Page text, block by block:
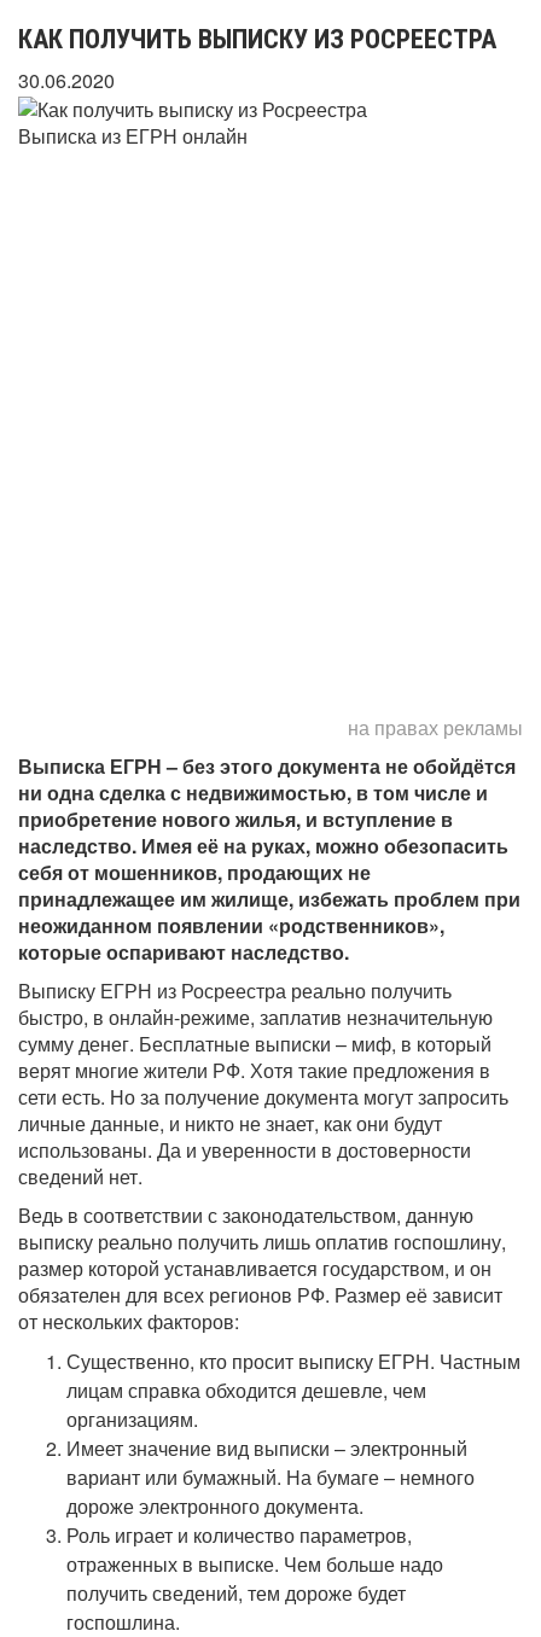
КАК ПОЛУЧИТЬ ВЫПИСКУ ИЗ РОСРЕЕСТРА
30.06.2020
Выписка из ЕГРН онлайн
на правах рекламы
Выписка ЕГРН – без этого документа не обойдётся
ни одна сделка с недвижимостью, в том числе и
приобретение нового жилья, и вступление в
наследство. Имея её на руках, можно обезопасить
себя от мошенников, продающих не
принадлежащее им жилище, избежать проблем при
неожиданном появлении «родственников»,
которые оспаривают наследство.
Выписку ЕГРН из Росреестра реально получить
быстро, в онлайн-режиме, заплатив незначительную
сумму денег. Бесплатные выписки – миф, в который
верят многие жители РФ. Хотя такие предложения в
сети есть. Но за получение документа могут запросить
личные данные, и никто не знает, как они будут
использованы. Да и уверенности в достоверности
сведений нет.
Ведь в соответствии с законодательством, данную
выписку реально получить лишь оплатив госпошлину,
размер которой устанавливается государством, и он
обязателен для всех регионов РФ. Размер её зависит
от нескольких факторов:
Существенно, кто просит выписку ЕГРН. Частным
лицам справка обходится дешевле, чем
организациям.
Имеет значение вид выписки – электронный
вариант или бумажный. На бумаге – немного
дороже электронного документа.
Роль играет и количество параметров,
отраженных в выписке. Чем больше надо
получить сведений, тем дороже будет
госпошлина.